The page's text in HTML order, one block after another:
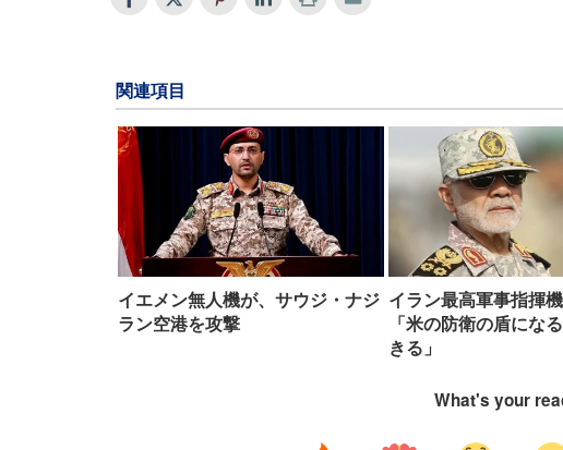
関連項目
イエメン無人機が、サウジ・ナジ
ラン空港を攻撃
イラン最高軍事指揮
「米の防衛の盾にな
きる」